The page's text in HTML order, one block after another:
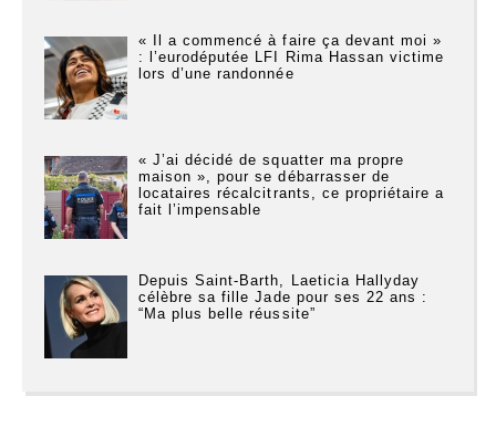
« Il a commencé à faire ça devant moi »
: l’eurodéputée LFI Rima Hassan victime
lors d’une randonnée
« J’ai décidé de squatter ma propre
maison », pour se débarrasser de
locataires récalcitrants, ce propriétaire a
fait l’impensable
Depuis Saint-Barth, Laeticia Hallyday
célèbre sa fille Jade pour ses 22 ans :
“Ma plus belle réussite”